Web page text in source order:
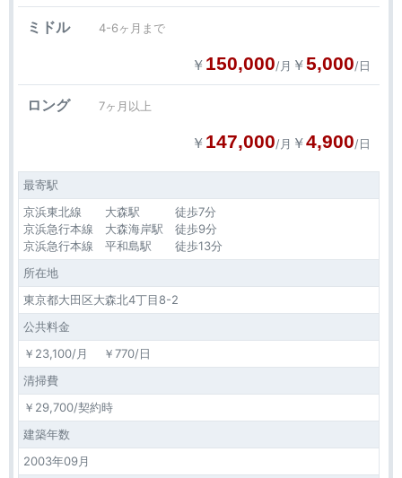
ミドル 4-6ヶ月まで
￥ 150,000/月 ￥5,000/日
ロング 7ヶ月以上
￥ 147,000/月 ￥4,900/日
最寄駅
京浜東北線 大森駅 徒歩7分
京浜急行本線 大森海岸駅 徒歩9分
京浜急行本線 平和島駅 徒歩13分
所在地
東京都大田区大森北4丁目8-2
公共料金
￥23,100/月 ￥770/日
清掃費
￥29,700/契約時
建築年数
2003年09月